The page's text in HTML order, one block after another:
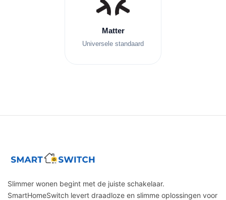
Matter
Universele standaard
Slimmer wonen begint met de juiste schakelaar.
SmartHomeSwitch levert draadloze en slimme oplossingen voor